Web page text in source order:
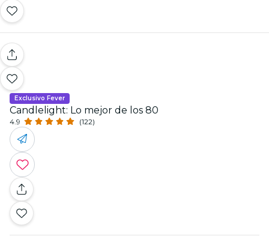
Exclusivo Fever
Candlelight: Lo mejor de los 80
4.9 (122)